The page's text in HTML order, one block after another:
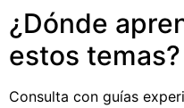
¿Dónde
estos temas?
Consulta con guías